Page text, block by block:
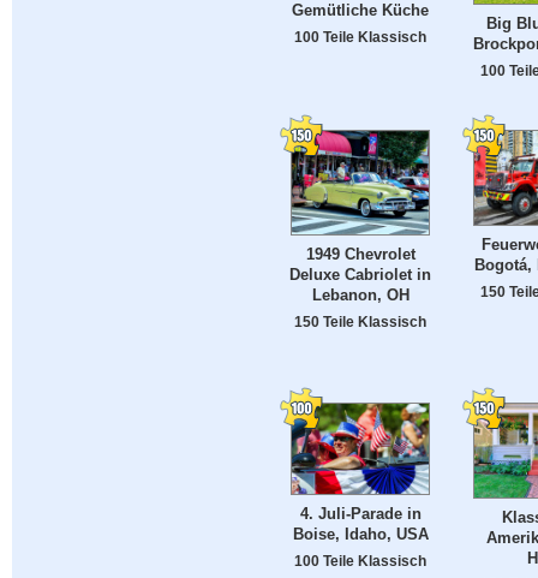
Gemütliche Küche
100 Teile Klassisch
Big
100
1949 Chevrolet
Deluxe Cabriolet in
Lebanon, OH
150 Teile Klassisch
150
4. Juli-Parade in
Boise, Idaho, USA
100 Teile Klassisch